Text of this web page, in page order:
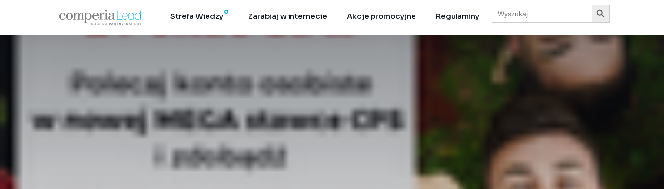
Strefa Wiedzy Zarabiaj w internecie Akcje promocyjne Regulaminy
Search
for:
Search Button